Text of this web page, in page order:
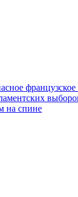
французское
на спине